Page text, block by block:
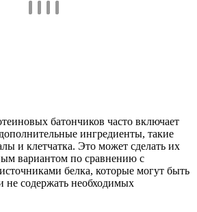
батончиков часто включает
ингредиенты, такие
и клетчатка. Это может сделать их
вариантом по сравнению с
белка, которые могут быть
содержать необходимых